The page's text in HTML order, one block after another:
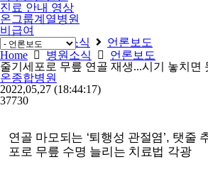
진료 안내 영상
온그룹계열병원
비급여
Home
병원소식
언론보도
Home
병원소식
언론보도
줄기세포로 무릎 연골 재생...시기 놓치면
온종합병원
2022,05,27 (18:44:17)
37730
연골 마모되는 ‘퇴행성 관절염’, 탯줄
포로 무릎 수명 늘리는 치료법 각광